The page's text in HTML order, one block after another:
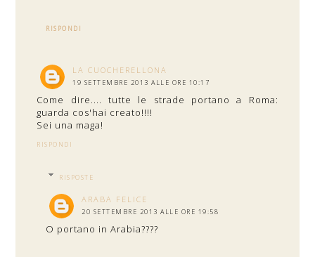
RISPONDI
LA CUOCHERELLONA
19 SETTEMBRE 2013 ALLE ORE 10:17
Come dire.... tutte le strade portano a Roma:
guarda cos'hai creato!!!!
Sei una maga!
RISPONDI
RISPOSTE
ARABA FELICE
20 SETTEMBRE 2013 ALLE ORE 19:58
O portano in Arabia????